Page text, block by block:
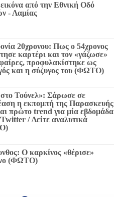
από την Εθνική Οδό
- Λαμίας
20χρονου: Πως ο 54χρονος
καρτέρι και τον «γάζωσε»
προφυλακίστηκε ως
και η σύζυγος του (ΦΩΤΟ)
Τούνελ»: Σάρωσε σε
η εκπομπή της Παρασκευής
πρώτο trend για μία εβδομάδα
/ Δείτε αναλυτικά
Ο καρκίνος «θέρισε»
(ΦΩΤΟ)